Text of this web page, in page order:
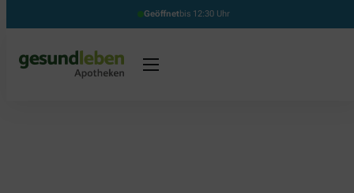
Geöffnetbis 12:30 Uhr